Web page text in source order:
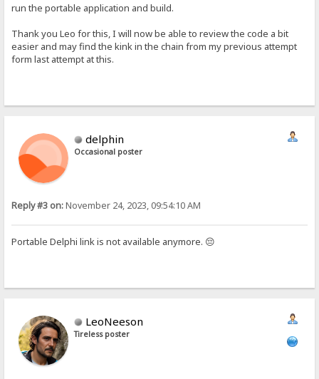
run the portable application and build.
Thank you Leo for this, I will now be able to review the code a bit
easier and may find the kink in the chain from my previous attempt
form last attempt at this.
delphin
Occasional poster
Reply #3 on:November 24, 2023, 09:54:10 AM
Portable Delphi link is not available anymore. 😔
LeoNeeson
Tireless poster